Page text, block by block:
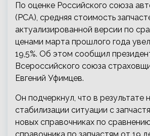
По оценке Российского союза
(РСА), средняя стоимость
актуализированной версии по
ценами марта прошлого года
19,5%. Об этом сообщил
Всероссийского союза
Евгений Уфимцев.
Он подчеркнул, что в результате
стабилизации ситуации с
новых справочниках по